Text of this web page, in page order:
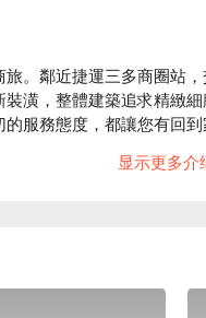
。鄰近捷運三多商圈站
潢，整體建築追求精緻
服務態度，都讓您有回到
多商圈站，步行約 10 分鐘
显示更多介